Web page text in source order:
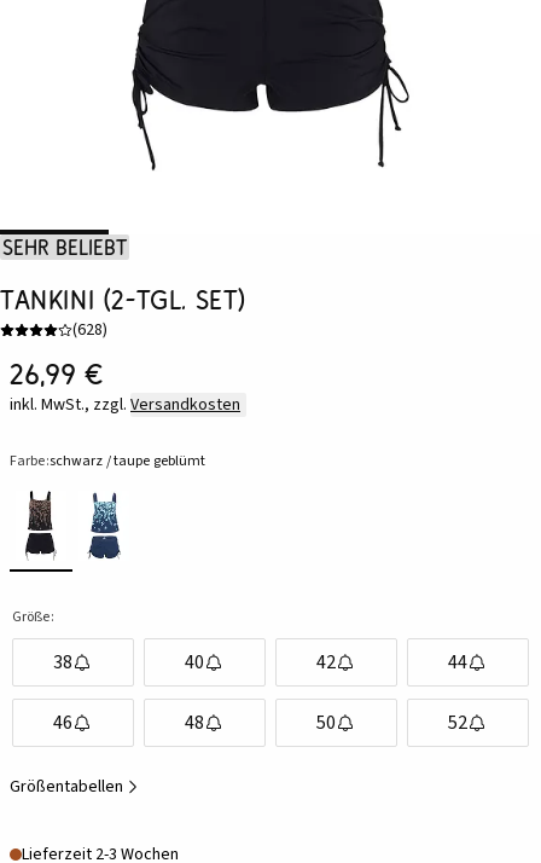
Sehr beliebt
Tankini (2-tgl. Set)
(628)
26,99 €
inkl. MwSt., zzgl. Versandkosten
Farbe:schwarz / taupe geblümt
Größe:
38 40 42 44
46 48 50 52
Größentabellen
Lieferzeit 2-3 Wochen